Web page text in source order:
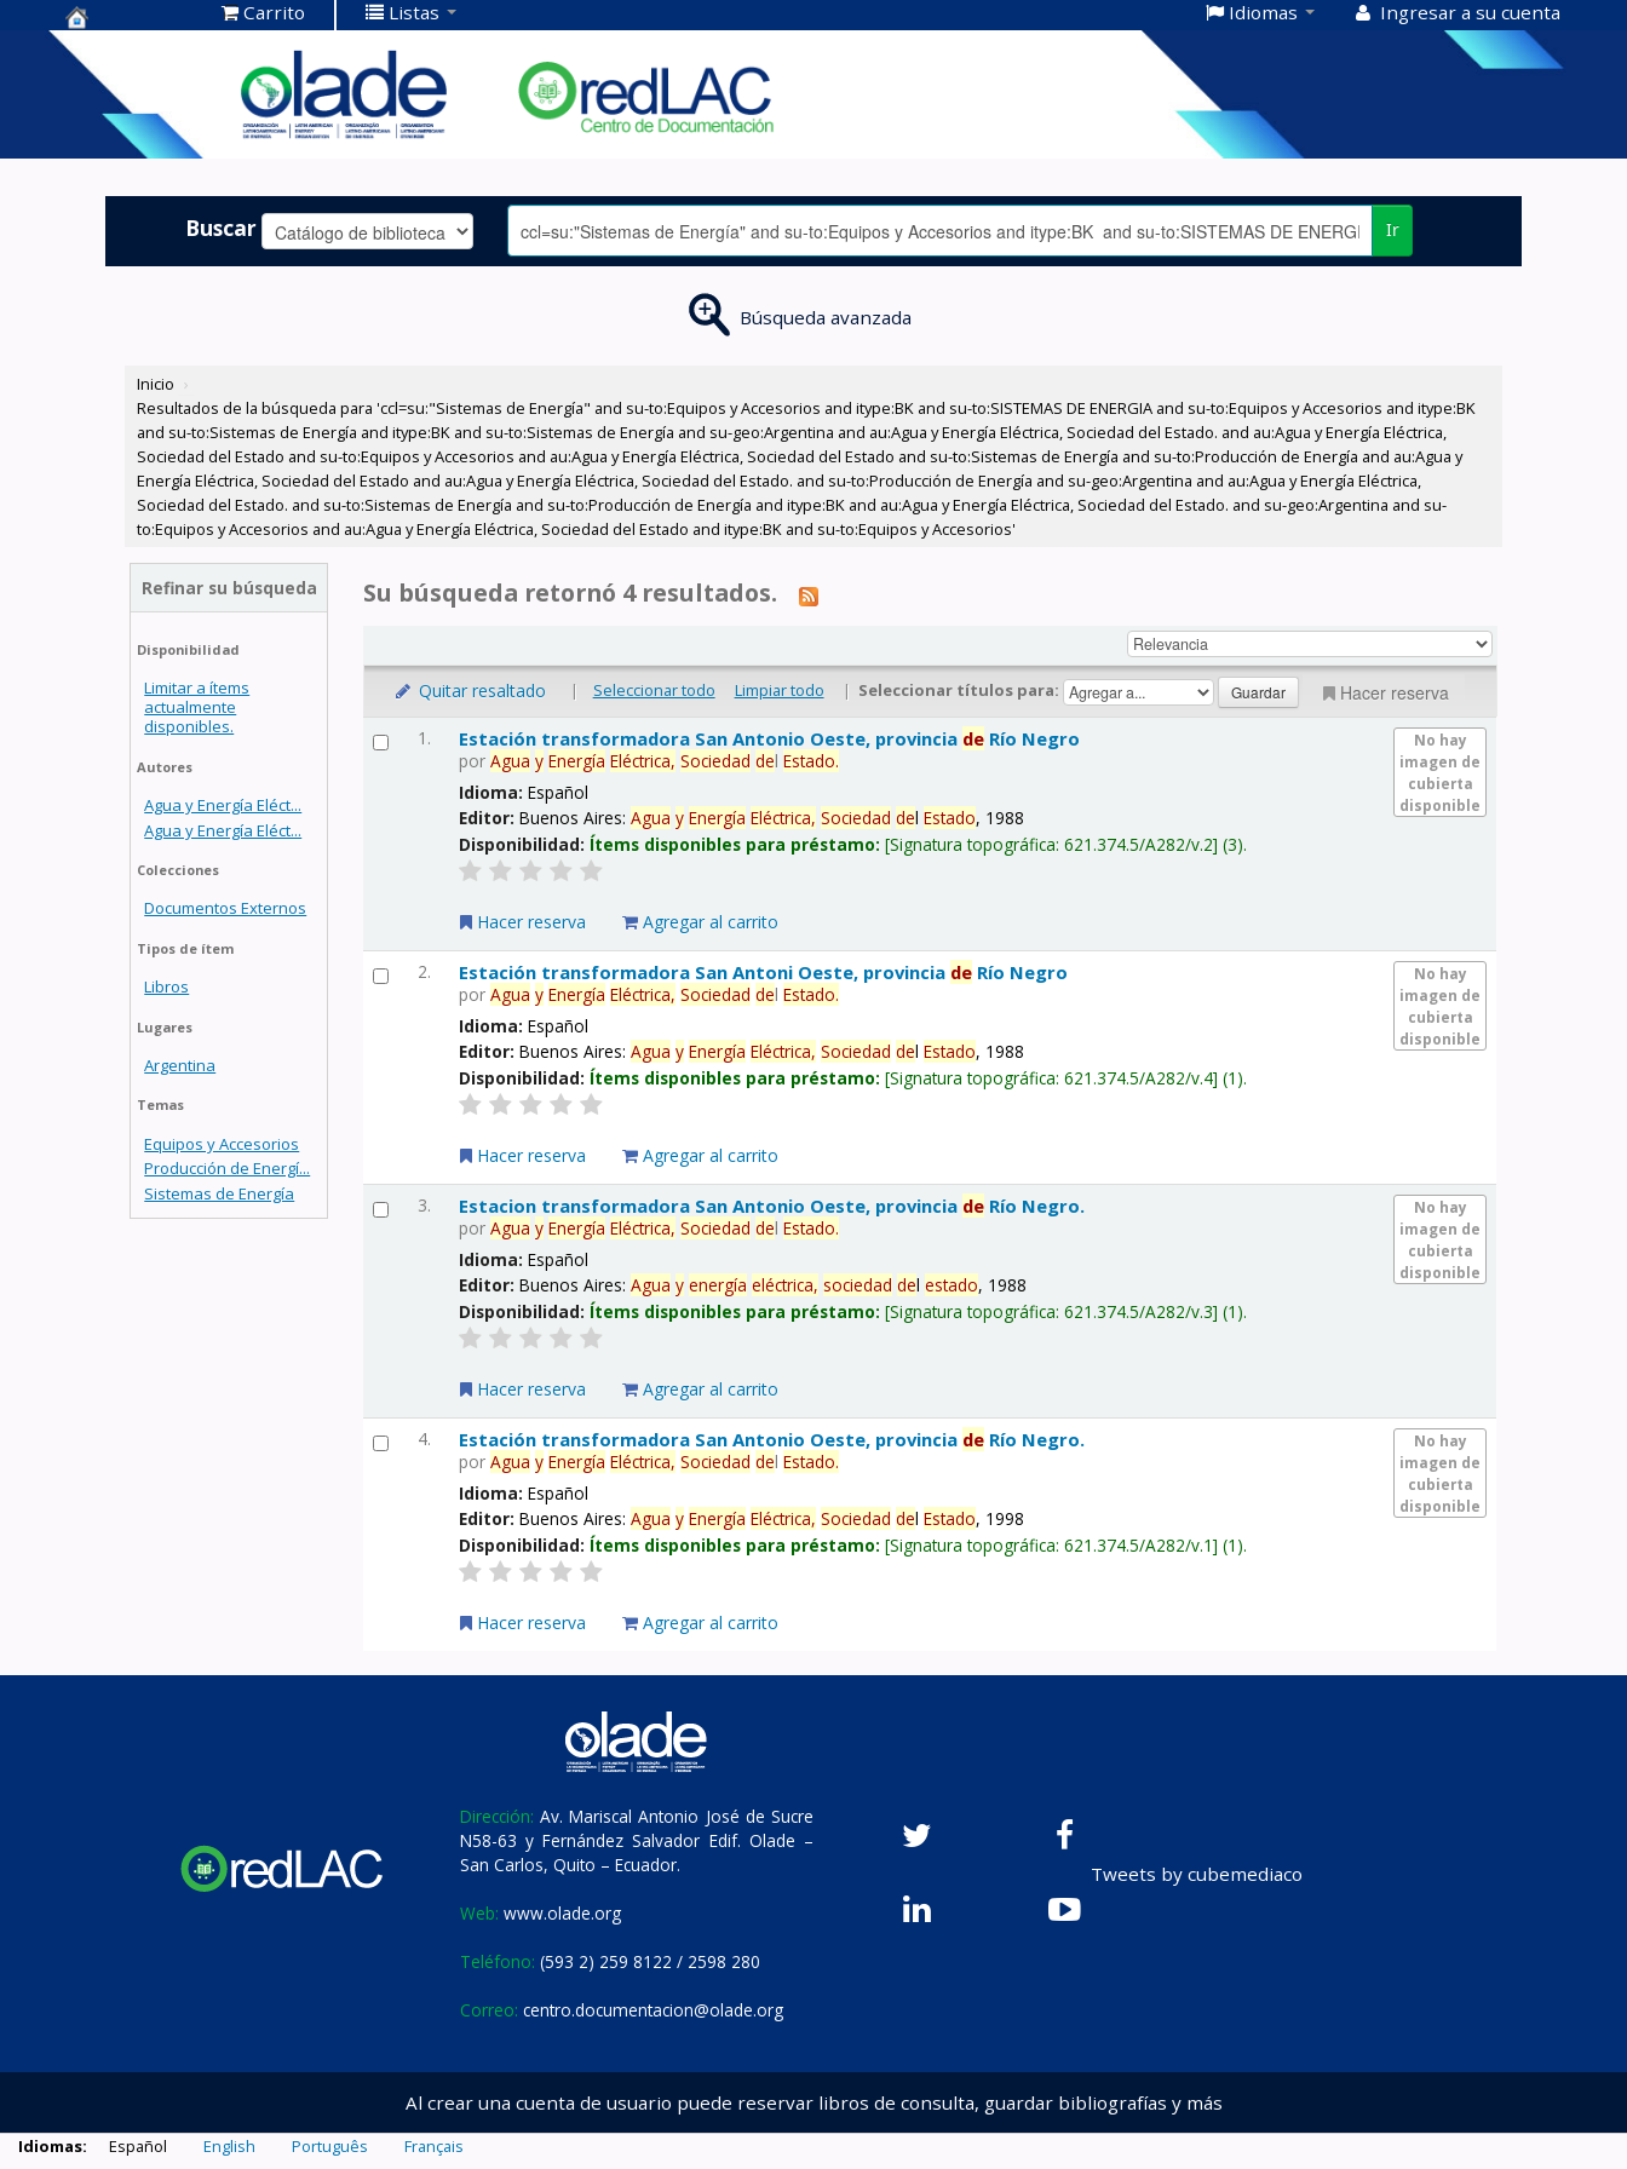
Centro de
Documentación
OLADE -
Carrito Listas Idiomas Ingresar a su cuenta
Buscar Ir
Búsqueda avanzada
Inicio ›
Resultados de la búsqueda para 'ccl=su:"Sistemas de Energía" and su-to:Equipos y Accesorios and itype:BK and su-to:SISTEMAS DE ENERGIA and su-to:Equipos y Accesorios and itype:BK
and su-to:Sistemas de Energía and itype:BK and su-to:Sistemas de Energía and su-geo:Argentina and au:Agua y Energía Eléctrica, Sociedad del Estado. and au:Agua y Energía Eléctrica,
Sociedad del Estado and su-to:Equipos y Accesorios and au:Agua y Energía Eléctrica, Sociedad del Estado and su-to:Sistemas de Energía and su-to:Producción de Energía and au:Agua y
Energía Eléctrica, Sociedad del Estado and au:Agua y Energía Eléctrica, Sociedad del Estado. and su-to:Producción de Energía and su-geo:Argentina and au:Agua y Energía Eléctrica,
Sociedad del Estado. and su-to:Sistemas de Energía and su-to:Producción de Energía and itype:BK and au:Agua y Energía Eléctrica, Sociedad del Estado. and su-geo:Argentina and su-
to:Equipos y Accesorios and au:Agua y Energía Eléctrica, Sociedad del Estado and itype:BK and su-to:Equipos y Accesorios'
Refinar su búsqueda
Disponibilidad
Limitar a ítems
actualmente
disponibles.
Autores
Agua y Energía Eléct...
Agua y Energía Eléct...
Colecciones
Documentos Externos
Tipos de ítem
Libros
Lugares
Argentina
Temas
Equipos y Accesorios
Producción de Energí...
Sistemas de Energía
Su búsqueda retornó 4 resultados.
Quitar resaltado | Seleccionar todo Limpiar todo | Seleccionar títulos para: Hacer reserva
1.
No hay
imagen de
cubierta
disponible
Estación transformadora San Antonio Oeste, provincia de Río Negro
porAgua y Energía Eléctrica, Sociedad delEstado.
Idioma:Español
Editor:Buenos Aires:Agua y Energía Eléctrica, Sociedad delEstado, 1988
Disponibilidad: Ítems disponibles para préstamo: Signatura topográfica:621.374.5/A282/v.2 (3).
Hacer reserva Agregar al carrito
2.
No hay
imagen de
cubierta
disponible
Estación transformadora San Antoni Oeste, provincia de Río Negro
porAgua y Energía Eléctrica, Sociedad delEstado.
Idioma:Español
Editor:Buenos Aires:Agua y Energía Eléctrica, Sociedad delEstado, 1988
Disponibilidad: Ítems disponibles para préstamo: Signatura topográfica:621.374.5/A282/v.4 (1).
Hacer reserva Agregar al carrito
3.
No hay
imagen de
cubierta
disponible
Estacion transformadora San Antonio Oeste, provincia de Río Negro.
porAgua y Energía Eléctrica, Sociedad delEstado.
Idioma:Español
Editor:Buenos Aires:Agua y energía eléctrica, sociedad delestado, 1988
Disponibilidad: Ítems disponibles para préstamo: Signatura topográfica:621.374.5/A282/v.3 (1).
Hacer reserva Agregar al carrito
4.
No hay
imagen de
cubierta
disponible
Estación transformadora San Antonio Oeste, provincia de Río Negro.
porAgua y Energía Eléctrica, Sociedad delEstado.
Idioma:Español
Editor:Buenos Aires:Agua y Energía Eléctrica, Sociedad delEstado, 1998
Disponibilidad: Ítems disponibles para préstamo: Signatura topográfica:621.374.5/A282/v.1 (1).
Hacer reserva Agregar al carrito
Dirección: Av. Mariscal Antonio José de Sucre
N58-63 y Fernández Salvador Edif. Olade –
San Carlos, Quito – Ecuador.
Web: www.olade.org
Teléfono: (593 2) 259 8122 / 2598 280
Correo: centro.documentacion@olade.org
Tweets by cubemediaco
Al crear una cuenta de usuario puede reservar libros de consulta, guardar bibliografías y más
Idiomas: Español English Português Français